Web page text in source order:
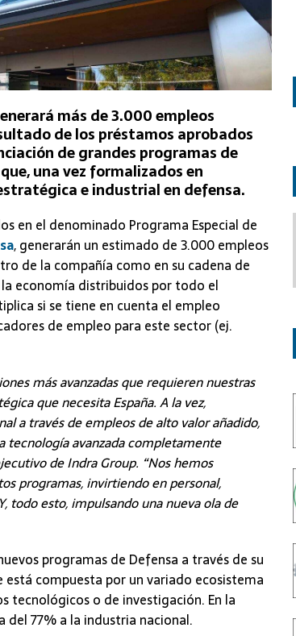
más de 3.000 empleos
de los préstamos aprobados
de grandes programas de
una vez formalizados en
e industrial en defensa.
en el denominado Programa Especial de
, generarán un estimado de 3.000 empleos
de la compañía como en su cadena de
economía distribuidos por todo el
si se tiene en cuenta el empleo
de empleo para este sector (ej.
más avanzadas que requieren nuestras
que necesita España. A la vez,
a través de empleos de alto valor añadido,
tecnología avanzada completamente
de Indra Group. “Nos hemos
programas, invirtiendo en personal,
todo esto, impulsando una nueva ola de
programas de Defensa a través de su
compuesta por un variado ecosistema
tecnológicos o de investigación. En la
77% a la industria nacional.